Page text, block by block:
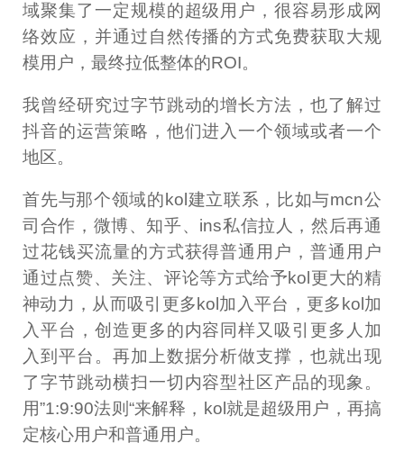
域聚集了一定规模的超级用户，很容易形成网
络效应，并通过自然传播的方式免费获取大规
模用户，最终拉低整体的ROI。
我曾经研究过字节跳动的增长方法，也了解过
抖音的运营策略，他们进入一个领域或者一个
地区。
首先与那个领域的kol建立联系，比如与mcn公
司合作，微博、知乎、ins私信拉人，然后再通
过花钱买流量的方式获得普通用户，普通用户
通过点赞、关注、评论等方式给予kol更大的精
神动力，从而吸引更多kol加入平台，更多kol加
入平台，创造更多的内容同样又吸引更多人加
入到平台。再加上数据分析做支撑，也就出现
了字节跳动横扫一切内容型社区产品的现象。
用”1:9:90法则“来解释，kol就是超级用户，再搞
定核心用户和普通用户。